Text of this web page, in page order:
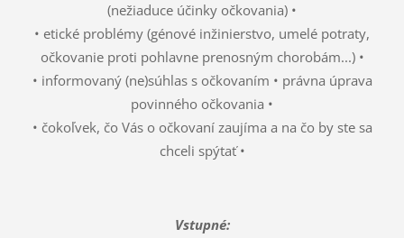
(nežiaduce účinky očkovania) •
• etické problémy (génové inžinierstvo, umelé potraty,
očkovanie proti pohlavne prenosným chorobám...) •
• informovaný (ne)súhlas s očkovaním • právna úprava
povinného očkovania •
• čokoľvek, čo Vás o očkovaní zaujíma a na čo by ste sa
chceli spýtať •
Vstupné: